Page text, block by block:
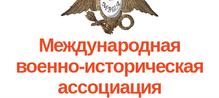
Международная
военно-историческая
ассоциация